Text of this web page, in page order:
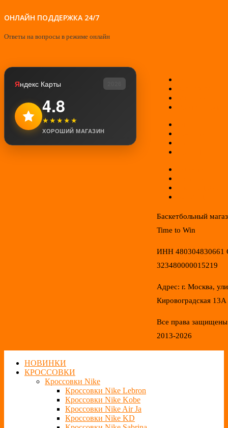
ОНЛАЙН ПОДДЕРЖКА 24/7
Ответы на вопросы в режиме онлайн
Яндекс Карты
4.8
★★★★★
ХОРОШИЙ МАГАЗИН
Баскетбольный
Time to Win
ИНН 480304830661
323480000015219
Адрес: г. Москва,
Кировоградская 13А
Все права
2013-2026
НОВИНКИ
КРОССОВКИ
Кроссовки Nike
Кроссовки Nike Lebron
Кроссовки Nike Kobe
Кроссовки Nike Air Ja
Кроссовки Nike KD